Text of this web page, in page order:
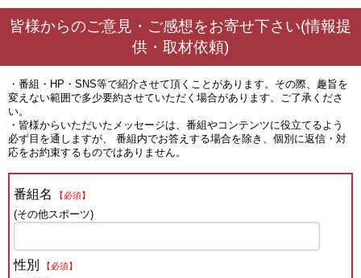
皆様からのご意見・ご感想をお寄せ下さい(情報提
供・取材依頼)
・番組・HP・SNS等で紹介させて頂くことがあります。その際、趣旨を
変えない範囲で多少要約させていただく場合があります。ご了承くださ
い。
・皆様からいただいたメッセージは、番組やコンテンツに役立てるよう
必ず目を通しますが、 番組内でお答えする場合を除き、個別に返信・対
応をお約束するものではありません。
番組名 【必須】
(その他スポーツ)
性別 【必須】